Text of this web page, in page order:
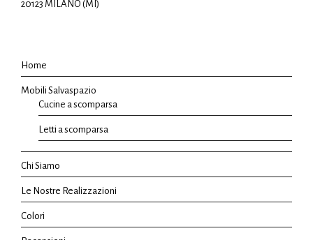
20123 MILANO (MI)
Home
Mobili Salvaspazio
Cucine a scomparsa
Letti a scomparsa
Chi Siamo
Le Nostre Realizzazioni
Colori